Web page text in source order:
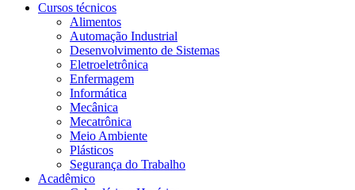
Cursos técnicos
Alimentos
Automação Industrial
Desenvolvimento de Sistemas
Eletroeletrônica
Enfermagem
Informática
Mecânica
Mecatrônica
Meio Ambiente
Plásticos
Segurança do Trabalho
Acadêmico